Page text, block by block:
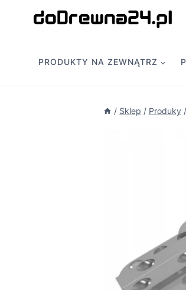
PRODUKTY NA ZEWNĄTRZ
/ Sklep / Produky /